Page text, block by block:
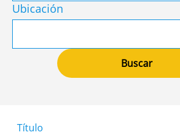
Ubicación
Título